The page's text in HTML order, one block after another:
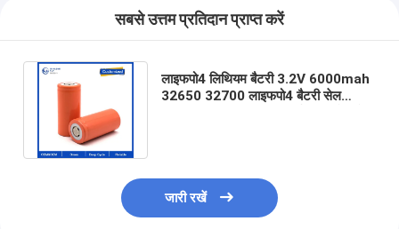
सबसे उत्तम प्रतिदान प्राप्त करें
लाइफपो4 लिथियम बैटरी 3.2V 6000mah
32650 32700 लाइफपो4 बैटरी सेल
जारी रखें